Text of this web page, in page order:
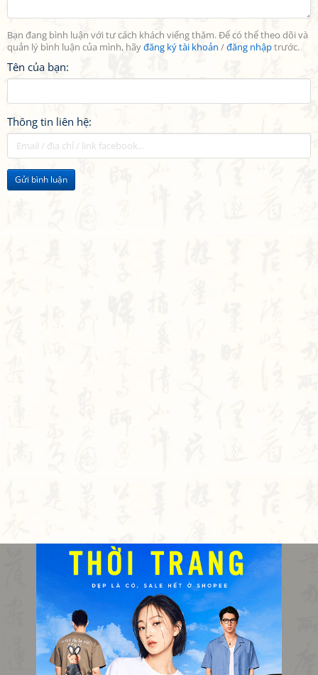
Bạn đang bình luận với tư cách khách viếng thăm. Để có thể theo dõi và
quản lý bình luận của mình, hãyđăng ký tài khoản /đăng nhậptrước.
Tên của bạn:
Thông tin liên hệ:
Gửi bình luận